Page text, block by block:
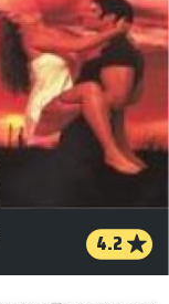
4.2